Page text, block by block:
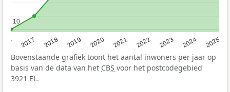
2017 2018 2019 2020 2021 2022 2023 2024 2025
10
10
Bovenstaande grafiek toont het aantal inwoners per jaar op
basis van de data van het CBS voor het postcodegebied
3921 EL.